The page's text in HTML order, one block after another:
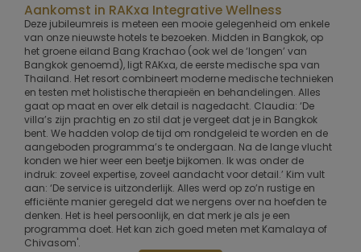
Aankomst in RAKxa Integrative Wellness
Deze jubileumreis is meteen een mooie gelegenheid om enkele
van onze nieuwste hotels te bezoeken. Midden in Bangkok, op
het groene eiland Bang Krachao (ook wel de ‘longen’ van
Bangkok genoemd), ligt RAKxa, de eerste medische spa van
Thailand. Het resort combineert moderne medische technieken
en testen met holistische therapieën en behandelingen. Alles
gaat op maat en over elk detail is nagedacht. Claudia: ‘De
villa’s zijn prachtig en zo stil dat je vergeet dat je in Bangkok
bent. We hadden volop de tijd om rondgeleid te worden en de
aangeboden programma’s te ondergaan. Na de lange vlucht
konden we hier weer een beetje bijkomen. Ik was onder de
indruk: zoveel expertise, zoveel aandacht voor detail.’ Kim vult
aan: ‘De service is uitzonderlijk. Alles werd op zo’n rustige en
efficiënte manier geregeld dat we nergens over na hoefden te
denken. Het is heel persoonlijk, en dat merk je als je een
programma doet. Het kan zich goed meten met Kamalaya of
Chivasom'.